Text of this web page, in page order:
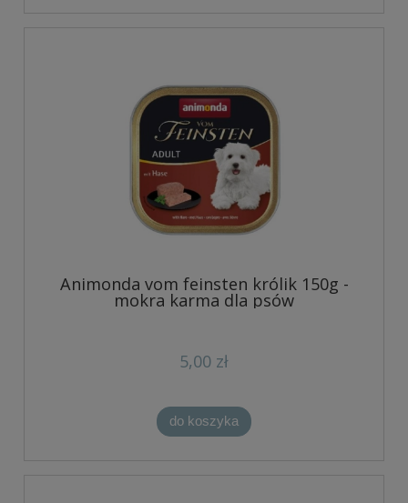
Animonda vom feinsten królik 150g -
mokra karma dla psów
5,00 zł
do koszyka